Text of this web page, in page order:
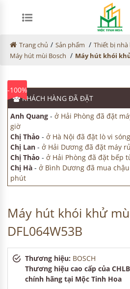
Trang chủ / Sản phẩm / Thiết bị nhà
Máy hút mùi Bosch / Máy hút khói
-100%
KHÁCH HÀNG ĐÃ ĐẶT
Anh Quang - ở Hải Phòng đã đặt
giờ
Chị Thảo - ở Hà Nội đã đặt lò vi
Chị Lan - ở Hải Dương đã đặt máy
Chị Thảo - ở Hải Phòng đã đặt bếp
Chị Hà - ở Bình Dương đã mua
phút
Máy hút khói khử
DFL064W53B
Thương hiệu: BOSCH
Thương hiệu cao cấp của
chính hãng tại Mộc Tinh Hoa